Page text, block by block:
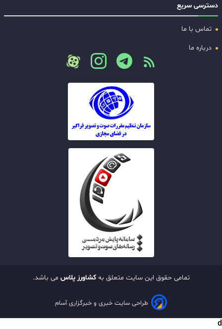
دسترسی سریع
تماس با ما
درباره ما
تمامی حقوق این سایت متعلق بهکشاورز پلاس می باشد.
طراحی سایت خبری و خبرگزاری آسام
d